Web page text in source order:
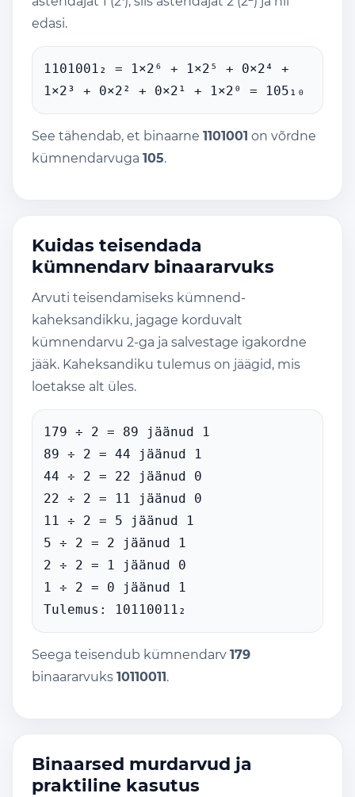
edasi.
1101001₂ = 1×2⁶ + 1×2⁵ + 0×2⁴ +
1×2³ + 0×2² + 0×2¹ + 1×2⁰ = 105₁₀
See tähendab, et binaarne 1101001 on võrdne
kümnendarvuga 105.
Kuidas teisendada
kümnendarv binaararvuks
Arvuti teisendamiseks kümnend-
kaheksandikku, jagage korduvalt
kümnendarvu 2-ga ja salvestage igakordne
jääk. Kaheksandiku tulemus on jäägid, mis
loetakse alt üles.
179 ÷ 2 = 89 jäänud 1
89 ÷ 2 = 44 jäänud 1
44 ÷ 2 = 22 jäänud 0
22 ÷ 2 = 11 jäänud 0
11 ÷ 2 = 5 jäänud 1
5 ÷ 2 = 2 jäänud 1
2 ÷ 2 = 1 jäänud 0
1 ÷ 2 = 0 jäänud 1
Tulemus: 10110011₂
Seega teisendub kümnendarv 179
binaararvuks 10110011.
Binaarsed murdarvud ja
praktiline kasutus